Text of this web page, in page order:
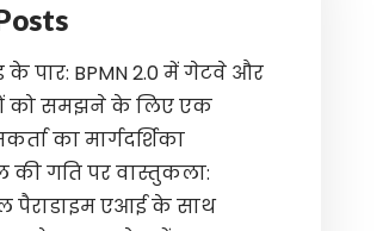
के पार: BPMN 2.0 में गेटवे और
को समझने के लिए एक
का मार्गदर्शिका
की गति पर वास्तुकला:
पैराडाइम एआई के साथ